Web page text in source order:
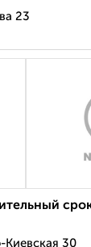
23
Киевская 30